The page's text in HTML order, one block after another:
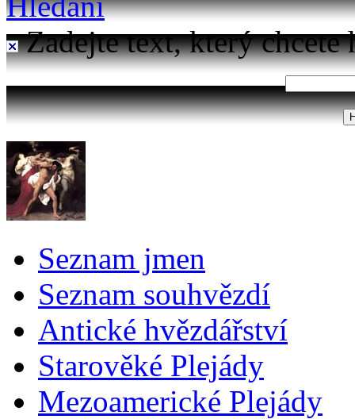
Zadejte text, který chcete
Seznam jmen
Seznam souhvězdí
Antické hvězdářství
Starověké Plejády
Mezoamerické Plejády